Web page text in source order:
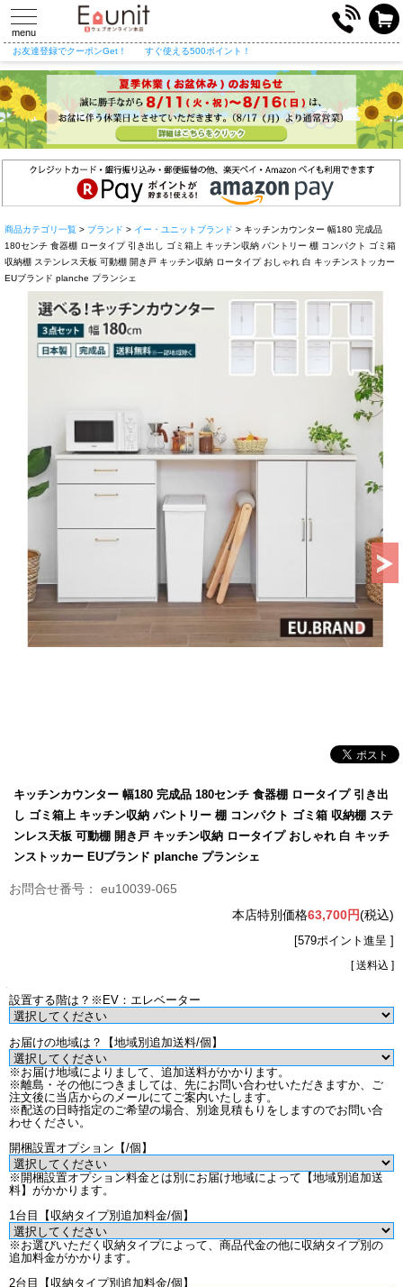
toggle
navigation
menu
お友達登録でクーポンGet！ すぐ使える500ポイント！
商品カテゴリ一覧 > ブランド > イー・ユニットブランド > キッチンカウンター 幅180 完成品
180センチ 食器棚 ロータイプ 引き出し ゴミ箱上 キッチン収納 パントリー 棚 コンパクト ゴミ箱
収納棚 ステンレス天板 可動棚 開き戸 キッチン収納 ロータイプ おしゃれ 白 キッチンストッカー
EUブランド planche プランシェ
キッチンカウンター 幅180 完成品 180センチ 食器棚 ロータイプ 引き出
し ゴミ箱上 キッチン収納 パントリー 棚 コンパクト ゴミ箱 収納棚 ステ
ンレス天板 可動棚 開き戸 キッチン収納 ロータイプ おしゃれ 白 キッチ
ンストッカー EUブランド planche プランシェ
eu10039-065
本店特別価格63,700円(税込)
[579ポイント進呈 ]
[ 送料込 ]
設置する階は？※EV：エレベーター
お届けの地域は？【地域別追加送料/個】
※お届け地域によりまして、追加送料がかかります。
※離島・その他につきましては、先にお問い合わせいただきますか、ご
注文後に当店からのメールにてご案内いたします。
※配送の日時指定のご希望の場合、別途見積もりをしますのでお問い合
わせください。
開梱設置オプション【/個】
※開梱設置オプション料金とは別にお届け地域によって【地域別追加送
料】がかかります。
1台目【収納タイプ別追加料金/個】
※お選びいただく収納タイプによって、商品代金の他に収納タイプ別の
追加料金がかかります。
2台目【収納タイプ別追加料金/個】